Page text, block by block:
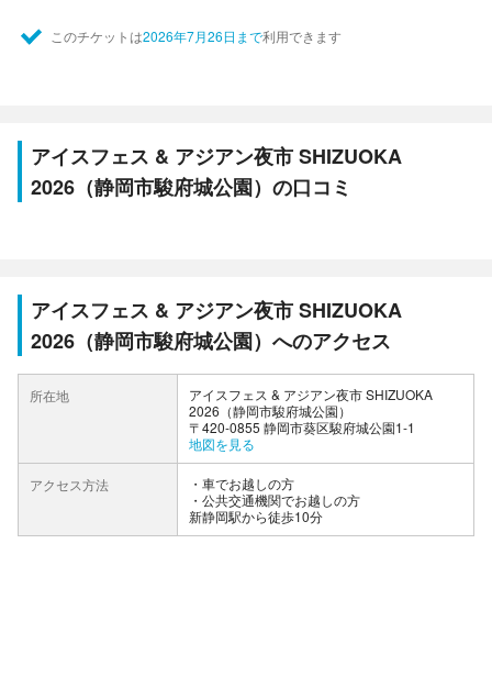
このチケットは2026年7月26日まで利用できます
アイスフェス & アジアン夜市 SHIZUOKA
2026（静岡市駿府城公園）の口コミ
アイスフェス & アジアン夜市 SHIZUOKA
2026（静岡市駿府城公園）へのアクセス
所在地
アイスフェス & アジアン夜市 SHIZUOKA
2026（静岡市駿府城公園）
〒420-0855 静岡市葵区駿府城公園1-1
地図を見る
アクセス方法
車でお越しの方
公共交通機関でお越しの方
新静岡駅から徒歩10分